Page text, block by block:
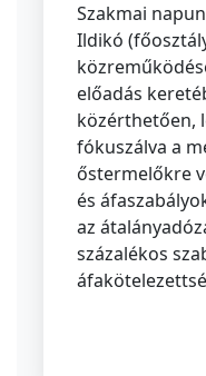
Szakmai
Ildikó
előadás
közérthetően,
fókuszálva a
őstermelőkre
és
az
százalékos